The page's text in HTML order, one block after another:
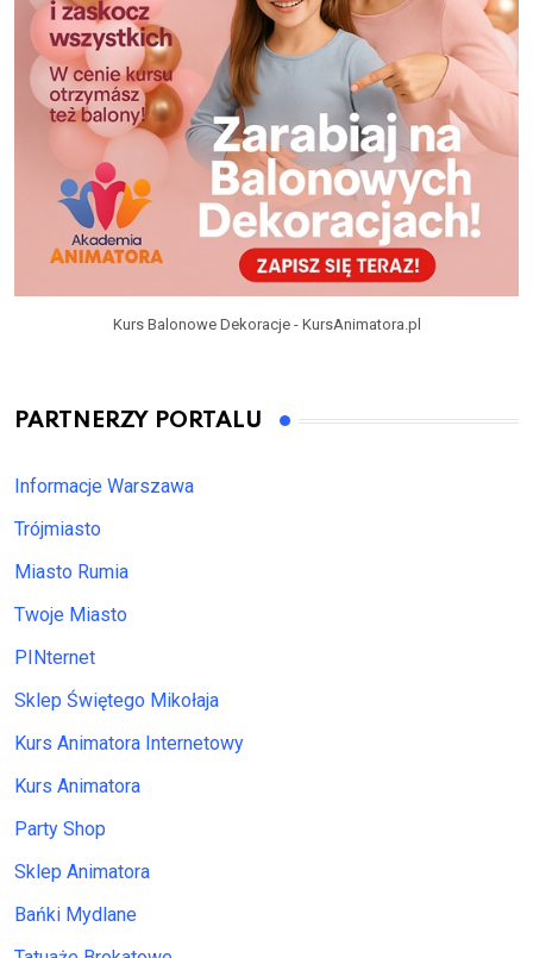
Kurs Balonowe Dekoracje - KursAnimatora.pl
PARTNERZY PORTALU
Informacje Warszawa
Trójmiasto
Miasto Rumia
Twoje Miasto
PINternet
Sklep Świętego Mikołaja
Kurs Animatora Internetowy
Kurs Animatora
Party Shop
Sklep Animatora
Bańki Mydlane